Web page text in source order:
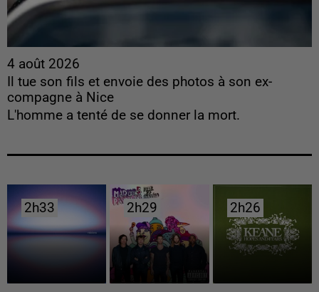
4 août 2026
Il tue son fils et envoie des photos à son ex-
compagne à Nice
L'homme a tenté de se donner la mort.
2h33
2h33 2h29
2h29 2h26
2h26